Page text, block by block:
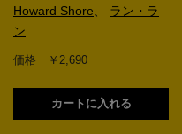
Howard Shore 、 ラン・ラ
ン
価格 ￥2,690
カートに入れる